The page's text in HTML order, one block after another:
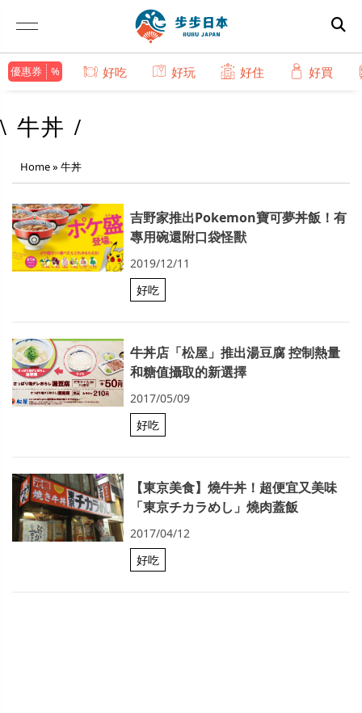
優惠券 好吃 好玩 好住 好買
\ 牛丼 /
Home» 牛丼
吉野家推出Pokemon寶可夢丼飯！有
專用碗還附口袋怪獸
2019/12/11
好吃
牛丼店「松屋」推出湯豆腐 控制熱量
和糖值攝取的新選擇
2017/05/09
好吃
【東京美食】燒牛丼！超便宜又美味
「東京チカラめし」燒肉蓋飯
2017/04/12
好吃